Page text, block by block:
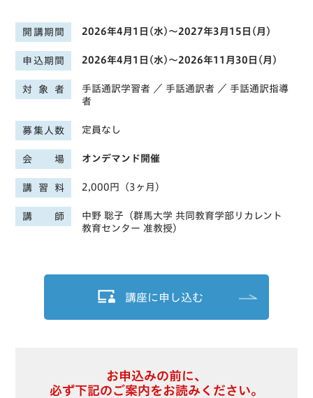
開講期間 2026年4月1日(水)〜2027年3月15日(月)
申込期間 2026年4月1日(水)〜2026年11月30日(月)
対象者
手話通訳学習者 ／ 手話通訳者 ／ 手話通訳指導
者
募集人数 定員なし
会場 オンデマンド開催
講習料 2,000円（3ヶ月）
講師
中野 聡子（群馬大学 共同教育学部リカレント
教育センター 准教授）
講座に申し込む
お申込みの前に、
必ず下記のご案内をお読みください。